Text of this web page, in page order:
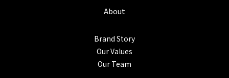
About
Brand Story
Our Values
Our Team